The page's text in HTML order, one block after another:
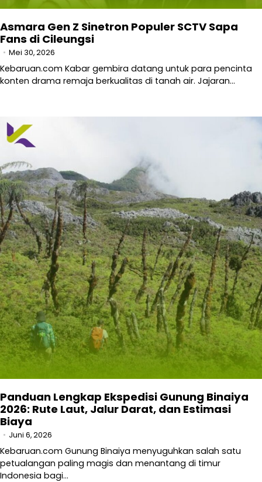
Asmara Gen Z Sinetron Populer SCTV Sapa
Fans di Cileungsi
Mei 30, 2026
Kebaruan.com Kabar gembira datang untuk para pencinta
konten drama remaja berkualitas di tanah air. Jajaran…
Panduan Lengkap Ekspedisi Gunung Binaiya
2026: Rute Laut, Jalur Darat, dan Estimasi
Biaya
Juni 6, 2026
Kebaruan.com Gunung Binaiya menyuguhkan salah satu
petualangan paling magis dan menantang di timur
Indonesia bagi…